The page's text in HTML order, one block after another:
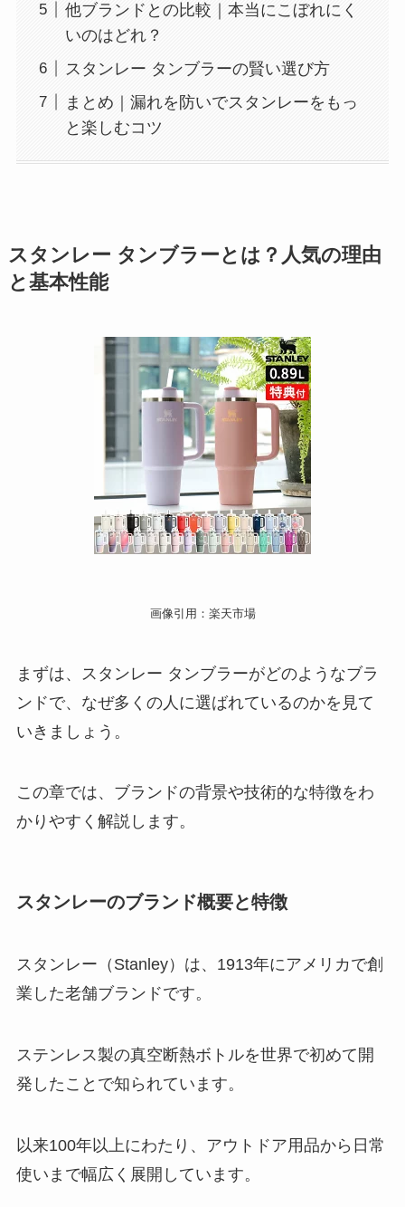
他ブランドとの比較｜本当にこぼれにく
いのはどれ？
スタンレー タンブラーの賢い選び方
まとめ｜漏れを防いでスタンレーをもっ
と楽しむコツ
スタンレー タンブラーとは？人気の理由
と基本性能
画像引用：楽天市場
まずは、スタンレー タンブラーがどのようなブラ
ンドで、なぜ多くの人に選ばれているのかを見て
いきましょう。
この章では、ブランドの背景や技術的な特徴をわ
かりやすく解説します。
スタンレーのブランド概要と特徴
スタンレー（Stanley）は、1913年にアメリカで創
業した老舗ブランドです。
ステンレス製の真空断熱ボトルを世界で初めて開
発したことで知られています。
以来100年以上にわたり、アウトドア用品から日常
使いまで幅広く展開しています。